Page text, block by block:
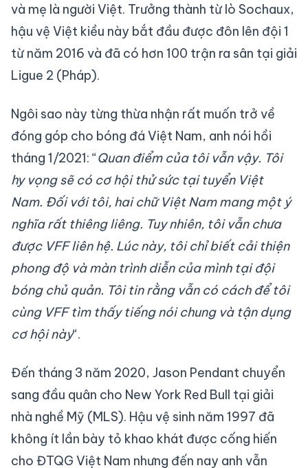
và mẹ là người Việt. Trưởng thành từ lò Sochaux,
hậu vệ Việt kiều này bắt đầu được đôn lên đội 1
từ năm 2016 và đã có hơn 100 trận ra sân tại giải
Ligue 2 (Pháp).
Ngôi sao này từng thừa nhận rất muốn trở về
đóng góp cho bóng đá Việt Nam, anh nói hồi
tháng 1/2021: “Quan điểm của tôi vẫn vậy. Tôi
hy vọng sẽ có cơ hội thử sức tại tuyển Việt
Nam. Đối với tôi, hai chữ Việt Nam mang một ý
nghĩa rất thiêng liêng. Tuy nhiên, tôi vẫn chưa
được VFF liên hệ. Lúc này, tôi chỉ biết cải thiện
phong độ và màn trình diễn của mình tại đội
bóng chủ quản. Tôi tin rằng vẫn có cách để tôi
cùng VFF tìm thấy tiếng nói chung và tận dụng
cơ hội này“.
Đến tháng 3 năm 2020, Jason Pendant chuyển
sang đầu quân cho New York Red Bull tại giải
nhà nghề Mỹ (MLS). Hậu vệ sinh năm 1997 đã
không ít lần bày tỏ khao khát được cống hiến
cho ĐTQG Việt Nam nhưng đến nay anh vẫn